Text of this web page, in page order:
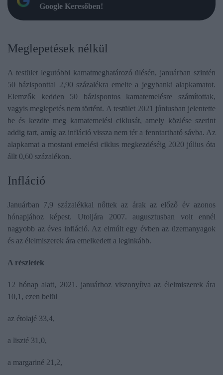
Google Keresőben!
Meglepetések nélkül
A testület legutóbbi kamatmeghatározó ülésén, januárban szintén
50 bázisponttal 2,90 százalékra emelte a jegybanki alapkamatot.
Elemzők kedden 50 bázispontos kamatemelésre számítottak,
vagyis meglepetés nem történt. A testület 2021 júniusban jelentette
be és kezdte meg kamatemelési ciklusát, amely közlése szerint
addig tart, amíg az infláció vissza nem tér a fenntartható sávba. Az
alapkamat a mostani emelési ciklus megkezdéséig 2020 július óta
állt 0,60 százalékon.
Infláció
Januárban 7,9 százalékkal nőttek az árak az előző év azonos
hónapjához képest. Utoljára 2007. augusztusban volt ennél
nagyobb az éves infláció. Az elmúlt egy évben az üzemanyagok
és az élelmiszerek ára emelkedett a leginkább.
A részletek
12 hónap alatt, 2021. januárhoz viszonyítva az élelmiszerek ára
10,1, ezen belül
az étolajé 33,4,
a liszté 31,0,
a margariné 21,2,